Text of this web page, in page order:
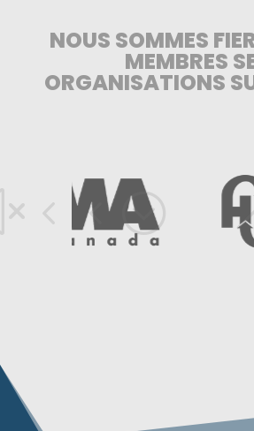
NOUS SOMMES
MEMBRES
ORGANISATIONS